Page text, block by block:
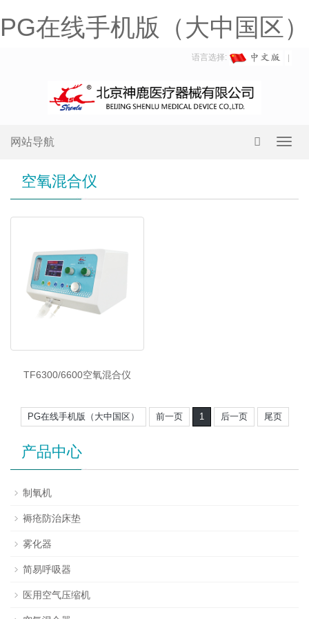
PG在线手机版（大中国区）
语言选择:
网站导航
空氧混合仪
TF6300/6600空氧混合仪
PG在线手机版（大中国区） 前一页 1 后一页 尾页
产品中心
制氧机
褥疮防治床垫
雾化器
简易呼吸器
医用空气压缩机